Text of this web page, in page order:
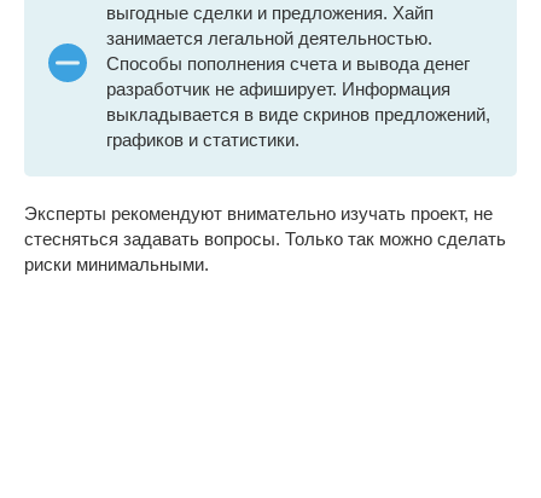
выгодные сделки и предложения. Хайп
занимается легальной деятельностью.
Способы пополнения счета и вывода денег
разработчик не афиширует. Информация
выкладывается в виде скринов предложений,
графиков и статистики.
Эксперты рекомендуют внимательно изучать проект, не
стесняться задавать вопросы. Только так можно сделать
риски минимальными.